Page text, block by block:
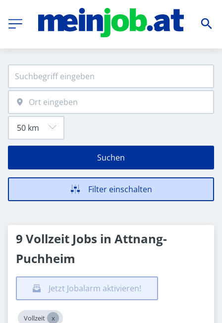
Suchen
Filter einschalten
9 Vollzeit Jobs in Attnang-
Puchheim
Jetzt Jobalarm aktivieren!
Vollzeit